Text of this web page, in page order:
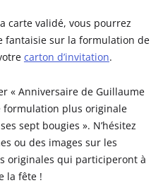
carte validé, vous pourrez
fantaisie sur la formulation de
carton d’invitation.
« Anniversaire de Guillaume
formulation plus originale
sept bougies ». N’hésitez
ou des images sur les
originales qui participeront à
la fête !